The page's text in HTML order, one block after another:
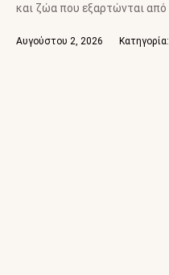
και ζώα που εξαρτώνται από
Αυγούστου 2, 2026 Κατηγορία: